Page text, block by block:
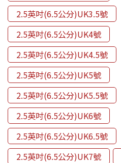
2.5英吋(6.5公分)UK3.5號
2.5英吋(6.5公分)UK4號
2.5英吋(6.5公分)UK4.5號
2.5英吋(6.5公分)UK5號
2.5英吋(6.5公分)UK5.5號
2.5英吋(6.5公分)UK6號
2.5英吋(6.5公分)UK6.5號
2.5英吋(6.5公分)UK7號